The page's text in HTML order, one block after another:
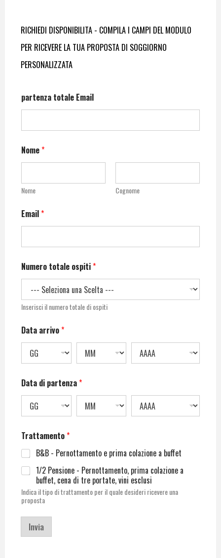
RICHIEDI DISPONIBILITA - COMPILA I CAMPI DEL MODULO
PER RICEVERE LA TUA PROPOSTA DI SOGGIORNO
PERSONALIZZATA
partenza totale Email
Nome*
Nome Cognome
Email*
Numero totale ospiti*
Inserisci il numero totale di ospiti
Data arrivo*
Data di partenza*
Trattamento*
B&B - Pernottamento e prima colazione a buffet
1/2 Pensione - Pernottamento, prima colazione a
buffet, cena di tre portate, vini esclusi
Indica il tipo di trattamento per il quale desideri ricevere una
proposta
Invia